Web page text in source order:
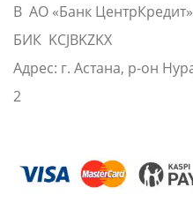
В АО «Банк ЦентрКредит»
БИК KCJBKZKX
Адрес: г. Астана, р-он
2